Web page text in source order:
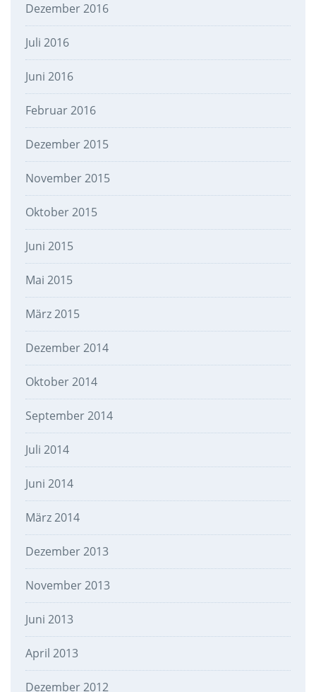
Dezember 2016
Juli 2016
Juni 2016
Februar 2016
Dezember 2015
November 2015
Oktober 2015
Juni 2015
Mai 2015
März 2015
Dezember 2014
Oktober 2014
September 2014
Juli 2014
Juni 2014
März 2014
Dezember 2013
November 2013
Juni 2013
April 2013
Dezember 2012